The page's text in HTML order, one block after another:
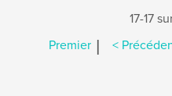
17-17
Premier | <